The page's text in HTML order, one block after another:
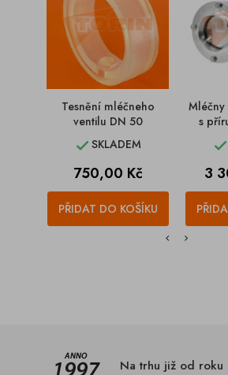
Tesnění mléčneho
ventilu DN 50
SKLADEM
Cena
750,00 Kč
PŘIDAT DO KOŠÍKU
s

3
Na trhu již od roku